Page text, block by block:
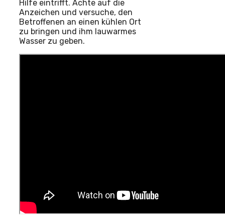
Hilfe eintrifft. Achte auf die
Anzeichen und versuche, den
Betroffenen an einen kühlen Ort
zu bringen und ihm lauwarmes
Wasser zu geben.